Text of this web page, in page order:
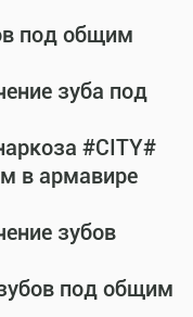
под общим
зуба под
#CITY#
в армавире
зубов
под общим